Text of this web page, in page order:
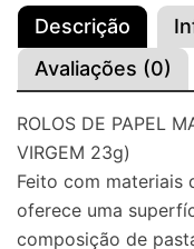
Descrição
Avaliações (0)
ROLOS DE PAPEL
VIRGEM 23g)
Feito com materiais
oferece uma
composição de